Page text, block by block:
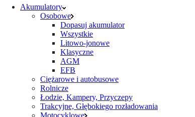
Akumulatory
Osobowe
Dopasuj akumulator
Wszystkie
Litowo-jonowe
Klasyczne
AGM
EFB
Ciężarowe i autobusowe
Rolnicze
Łodzie, Kampery, Przyczepy
Trakcyjne, Głębokiego rozładowania
Motocyklowe